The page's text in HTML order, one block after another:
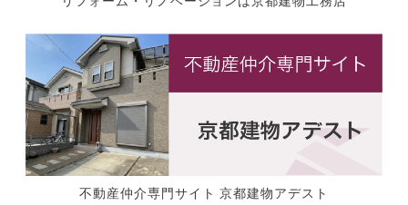
不動産仲介専門サイト 京都建物アデスト